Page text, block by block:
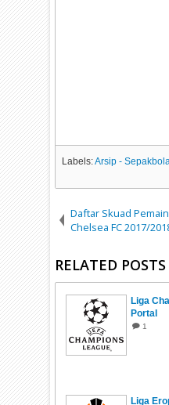
Labels:Arsip -
Daftar Skuad Pemain
Chelsea FC 2017/
RELATED POSTS
Liga
Portal
1
Liga